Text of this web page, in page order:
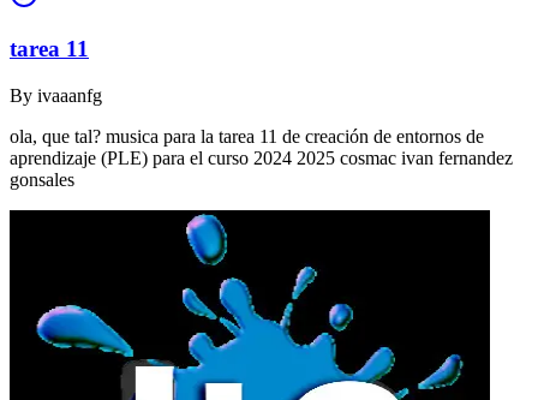
tarea 11
By ivaaanfg
ola, que tal? musica para la tarea 11 de creación de entornos de
aprendizaje (PLE) para el curso 2024 2025 cosmac ivan fernandez
gonsales